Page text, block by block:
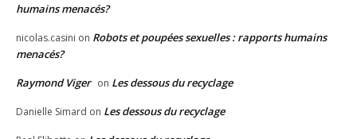
humains menacés?
nicolas.casini on Robots et poupées sexuelles : rapports humains
menacés?
Raymond Viger on Les dessous du recyclage
Danielle Simard on Les dessous du recyclage